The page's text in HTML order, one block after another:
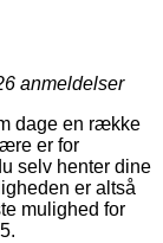
anmeldelser
dage en række
er for
selv henter dine
er altså
mulighed for